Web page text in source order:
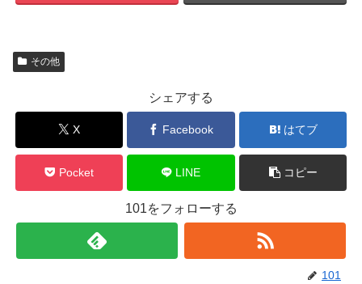
その他
シェアする
X Facebook はてブ
Pocket LINE コピー
101をフォローする
101